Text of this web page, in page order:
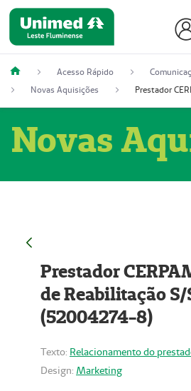
Acesso Rápido
Novas Aquisições
Novas
Prestador
de Reabilitação
(52004274-8)
Texto: Relacionamento do
Design: Marketing